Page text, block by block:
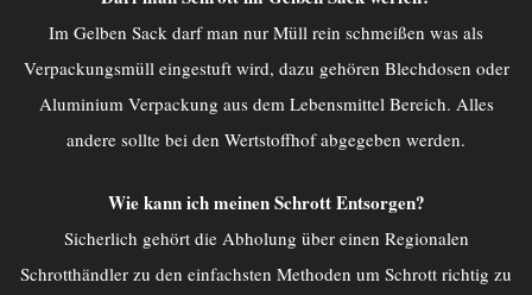
Im Gelben Sack darf man nur Müll rein schmeißen was als
Verpackungsmüll eingestuft wird, dazu gehören Blechdosen oder
Aluminium Verpackung aus dem Lebensmittel Bereich. Alles
andere sollte bei den Wertstoffhof abgegeben werden.
Wie kann ich meinen Schrott Entsorgen?
Sicherlich gehört die Abholung über einen Regionalen
Schrotthändler zu den einfachsten Methoden um Schrott richtig zu